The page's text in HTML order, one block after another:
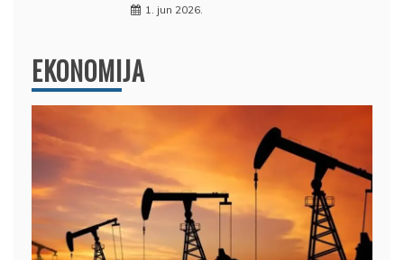
1. jun 2026.
EKONOMIJA